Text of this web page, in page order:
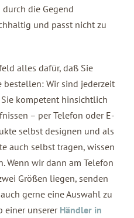
die Gegend
und passt nicht zu
alles dafür, daß Sie
Wir sind jederzeit
kompetent hinsichtlich
– per Telefon oder E-
selbst designen und als
auch selbst tragen, wissen
Wenn wir dann am Telefon
Größen liegen, senden
gerne eine Auswahl zu
einer unserer Händler in